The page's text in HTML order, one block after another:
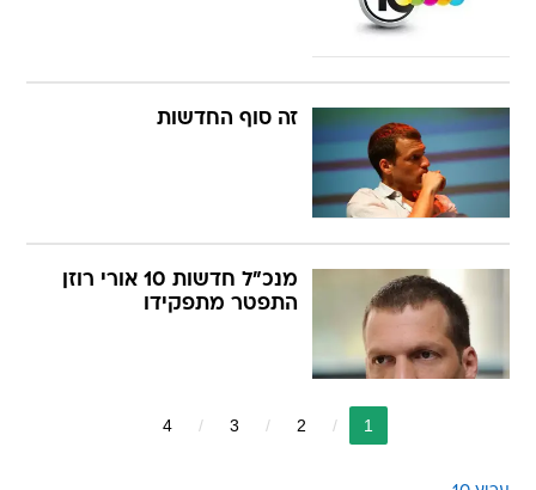
זה סוף החדשות
מנכ"ל חדשות 10 אורי רוזן
התפטר מתפקידו
1
2
3
4